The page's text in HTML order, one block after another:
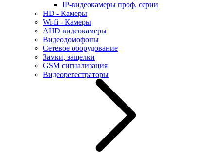
IP-видеокамеры проф. серии
HD - Камеры
Wi-fi - Камеры
AHD видеокамеры
Видеодомофоны
Сетевое оборудование
Замки, защелки
GSM сигнализация
Видеорегестраторы